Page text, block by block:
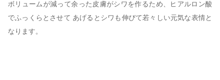
ボリュームが減って余った皮膚がシワを作るため、ヒアルロン酸
でふっくらとさせて あげるとシワも伸びて若々しい元気な表情と
なります。